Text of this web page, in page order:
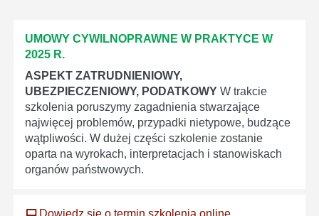
UMOWY CYWILNOPRAWNE W PRAKTYCE W
2025 R.
ASPEKT ZATRUDNIENIOWY,
UBEZPIECZENIOWY, PODATKOWY W trakcie
szkolenia poruszymy zagadnienia stwarzające
najwięcej problemów, przypadki nietypowe, budzące
wątpliwości. W dużej części szkolenie zostanie
oparta na wyrokach, interpretacjach i stanowiskach
organów państwowych.